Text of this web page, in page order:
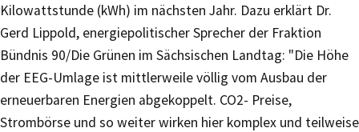
Kilowattstunde (kWh) im nächsten Jahr. Dazu erklärt Dr.
Gerd Lippold, energiepolitischer Sprecher der Fraktion
Bündnis 90/Die Grünen im Sächsischen Landtag: "Die Höhe
der EEG-Umlage ist mittlerweile völlig vom Ausbau der
erneuerbaren Energien abgekoppelt. CO2- Preise,
Strombörse und so weiter wirken hier komplex und teilweise